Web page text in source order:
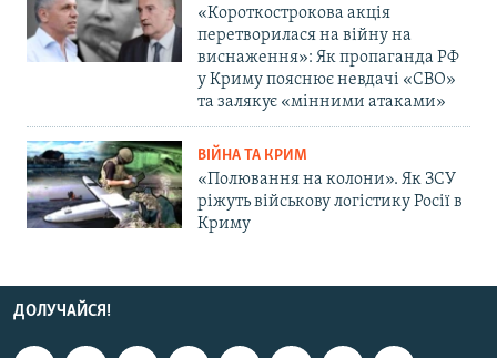
«Короткострокова акція
перетворилася на війну на
виснаження»: Як пропаганда РФ
у Криму пояснює невдачі «СВО»
та залякує «мінними атаками»
ВІЙНА ТА КРИМ
«Полювання на колони». Як ЗСУ
ріжуть військову логістику Росії в
Криму
ДОЛУЧАЙСЯ!